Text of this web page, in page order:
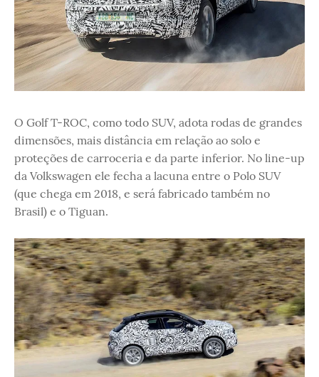
O Golf T-ROC, como todo SUV, adota rodas de grandes
dimensões, mais distância em relação ao solo e
proteções de carroceria e da parte inferior. No line-up
da Volkswagen ele fecha a lacuna entre o Polo SUV
(que chega em 2018, e será fabricado também no
Brasil) e o Tiguan.